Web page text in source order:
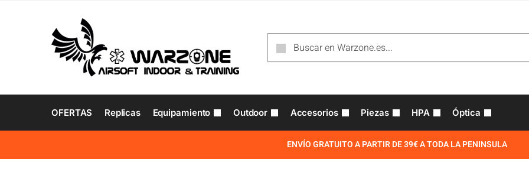
OFERTAS Replicas Equipamiento Outdoor Accesorios Piezas HPA Óptica
ENVÍO GRATUITO A PARTIR DE 39€ A TODA LA PENINSULA